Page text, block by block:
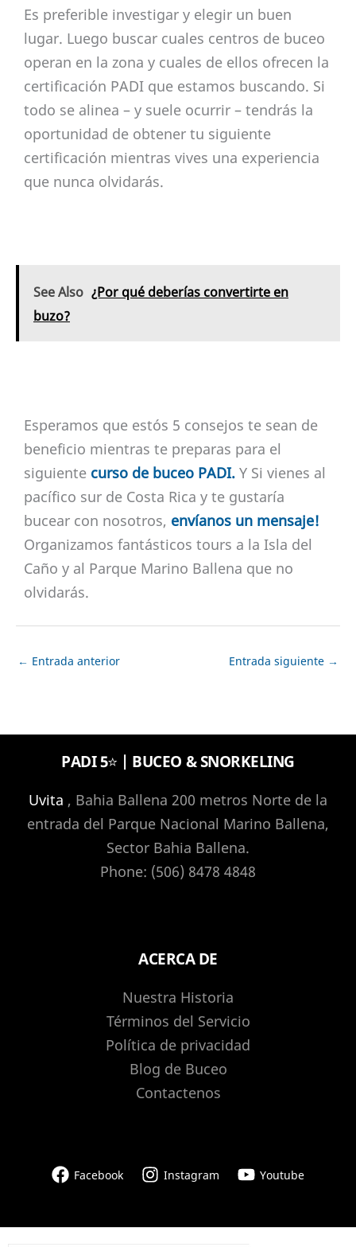
Es preferible investigar y elegir un buen
lugar. Luego buscar cuales centros de buceo
operan en la zona y cuales de ellos ofrecen la
certificación PADI que estamos buscando. Si
todo se alinea – y suele ocurrir – tendrás la
oportunidad de obtener tu siguiente
certificación mientras vives una experiencia
que nunca olvidarás.
See Also ¿Por qué deberías convertirte en
buzo?
Esperamos que estós 5 consejos te sean de
beneficio mientras te preparas para el
siguiente curso de buceo PADI. Y Si vienes al
pacífico sur de Costa Rica y te gustaría
bucear con nosotros, envíanos un mensaje!
Organizamos fantásticos tours a la Isla del
Caño y al Parque Marino Ballena que no
olvidarás.
← Entrada anterior Entrada siguiente →
PADI 5⭐️ | BUCEO & SNORKELING
Uvita , Bahia Ballena 200 metros Norte de la
entrada del Parque Nacional Marino Ballena,
Sector Bahia Ballena.
Phone: (506) 8478 4848
ACERCA DE
Nuestra Historia
Términos del Servicio
Política de privacidad
Blog de Buceo
Contactenos
Facebook Instagram Youtube